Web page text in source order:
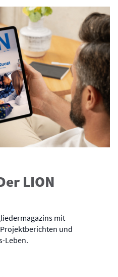
LION
mit
und
Leben.